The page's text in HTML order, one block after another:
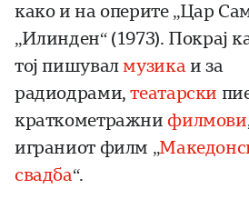
како и на оперите „Цар
„Илинден“ (1973). Покрај
тој пишувалмузикаи за
радиодрами,театарски
краткометражнифилмови
играниот филм „
свадба“.